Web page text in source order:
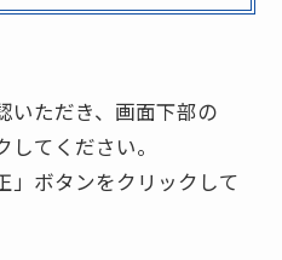
いただき、画面下部の
してください。
」ボタンをクリックして